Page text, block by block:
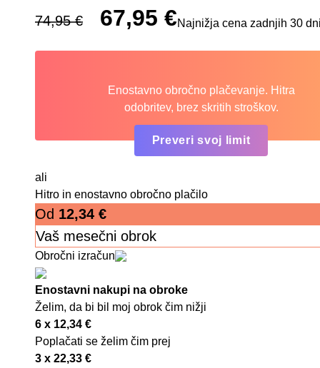
74,95€
Izvirna cena je bila: 74,95 €.
67,95 €Najnižja cena zadnjih 30 dni
Enostavno obročno plačevanje. Hitra
odobritev, brez skritih stroškov.
Preveri svoj limit
ali
Hitro in enostavno obročno plačilo
Od 12,34 €
Vaš mesečni obrok
Obročni izračun
Enostavni nakupi na obroke
Želim, da bi bil moj obrok čim nižji
6 x 12,34 €
Poplačati se želim čim prej
3 x 22,33 €